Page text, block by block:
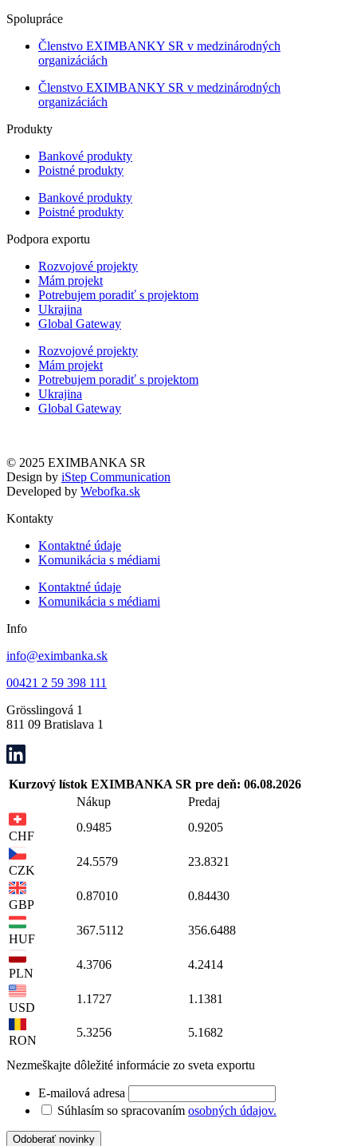
Spolupráce
Členstvo EXIMBANKY SR v medzinárodných
organizáciách
Členstvo EXIMBANKY SR v medzinárodných
organizáciách
Produkty
Bankové produkty
Poistné produkty
Bankové produkty
Poistné produkty
Podpora exportu
Rozvojové projekty
Mám projekt
Potrebujem poradiť s projektom
Ukrajina
Global Gateway
Rozvojové projekty
Mám projekt
Potrebujem poradiť s projektom
Ukrajina
Global Gateway
© 2025 EXIMBANKA SR
Design by iStep Communication
Developed by Webofka.sk
Kontakty
Kontaktné údaje
Komunikácia s médiami
Kontaktné údaje
Komunikácia s médiami
Info
info@eximbanka.sk
00421 2 59 398 111
Grösslingová 1
811 09 Bratislava 1
Kurzový lístok EXIMBANKA SR pre deň: 06.08.2026
Nákup
Predaj
CHF
0.9485 0.9205
CZK
24.5579 23.8321
GBP
0.87010 0.84430
HUF
367.5112 356.6488
PLN
4.3706 4.2414
USD
1.1727 1.1381
RON
5.3256 5.1682
Nezmeškajte dôležité informácie zo sveta exportu
E-mailová adresa
Súhlasím so spracovaním osobných údajov.